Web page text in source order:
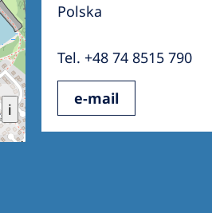
i
Polska
Tel. +48 74 8515 790
e-mail